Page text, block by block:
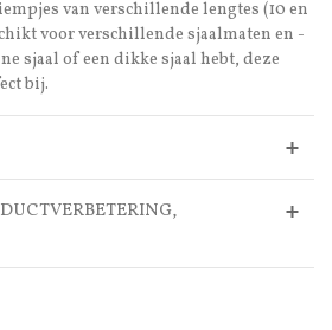
van verschillende lengtes (10 en
voor verschillende sjaalmaten en -
sjaal of een dikke sjaal hebt, deze
bij.